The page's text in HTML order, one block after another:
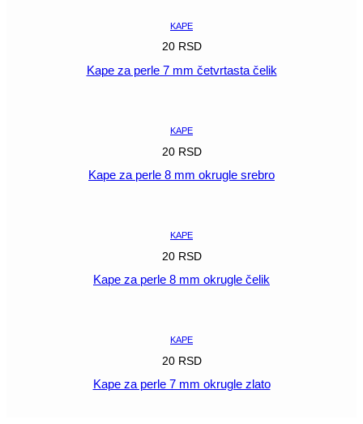
KAPE
20 RSD
Kape za perle 7 mm četvrtasta čelik
KAPE
20 RSD
Kape za perle 8 mm okrugle srebro
KAPE
20 RSD
Kape za perle 8 mm okrugle čelik
KAPE
20 RSD
Kape za perle 7 mm okrugle zlato